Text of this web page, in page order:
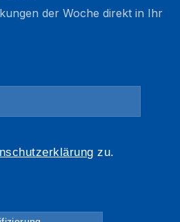
der Woche direkt in Ihr